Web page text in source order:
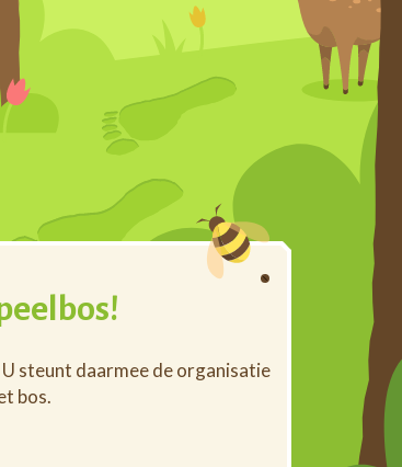
steunt daarmee de organisatie
bos.